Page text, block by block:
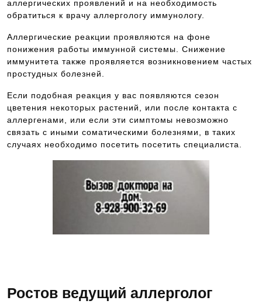
аллергических проявлений и на необходимость
обратиться к врачу аллергологу иммунологу.
Аллергические реакции проявляются на фоне
понижения работы иммунной системы. Снижение
иммунитета также проявляется возникновением частых
простудных болезней.
Если подобная реакция у вас появляются сезон
цветения некоторых растений, или после контакта с
аллергенами, или если эти симптомы невозможно
связать с иными соматическими болезнями, в таких
случаях необходимо посетить посетить специалиста.
Ростов ведущий аллерголог